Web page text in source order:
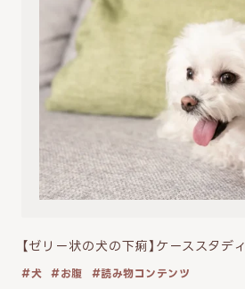
【ゼリー状の犬の下痢】ケーススタディ
犬 お腹 読み物コンテンツ